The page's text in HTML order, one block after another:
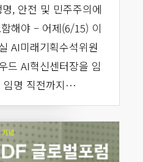
, 안전 및 민주주의에
해야 – 어제(6/15) 이
AI미래기획수석위원
드 AI혁신센터장을 임
임명 직전까지…